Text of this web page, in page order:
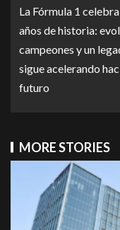
La Fórmula 1
años de historia:
campeones y un
sigue acelerando
futuro
MORE STORIES